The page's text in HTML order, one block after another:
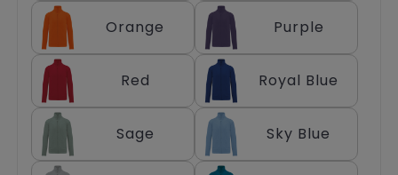
Orange Purple
Red Royal Blue
Sage Sky Blue